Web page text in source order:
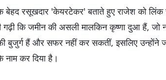
रसूखदार 'केयरटेकर' बताते हुए राजेश को लिंक
गढ़ी कि जमीन की असली मालकिन कृष्णा दुआ हैं, जो
बुजुर्ग हैं और सफर नहीं कर सकतीं, इसलिए उन्होंने
नाम कर दिया है।